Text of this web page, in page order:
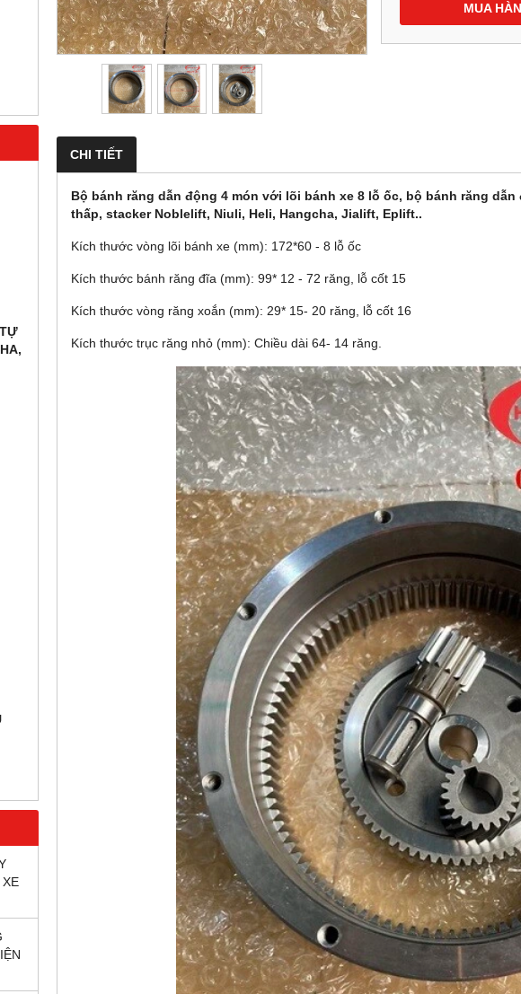
MUA
CHI TIẾT
Bộ bánh răng dẫn động 4 món với lõi bánh xe 8 lỗ ốc, bộ bánh răng
thấp, stacker Noblelift, Niuli, Heli, Hangcha, Jialift, Eplift..
Kích thước vòng lõi bánh xe (mm): 172*60 - 8 lỗ ốc
Kích thước bánh răng đĩa (mm): 99* 12 - 72 răng, lỗ cốt 15
Kích thước vòng răng xoắn (mm): 29* 15- 20 răng, lỗ cốt 16
Kích thước trục răng nhỏ (mm): Chiều dài 64- 14 răng.